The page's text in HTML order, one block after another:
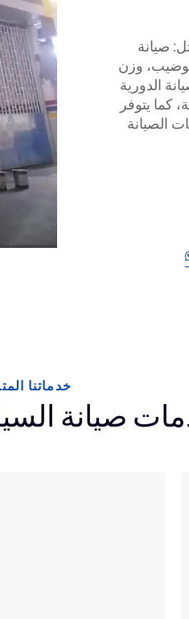
صيانة
توضيب، وزن
الدورية
كما يتوفر
الصيانة
خدماتنا
صيانة